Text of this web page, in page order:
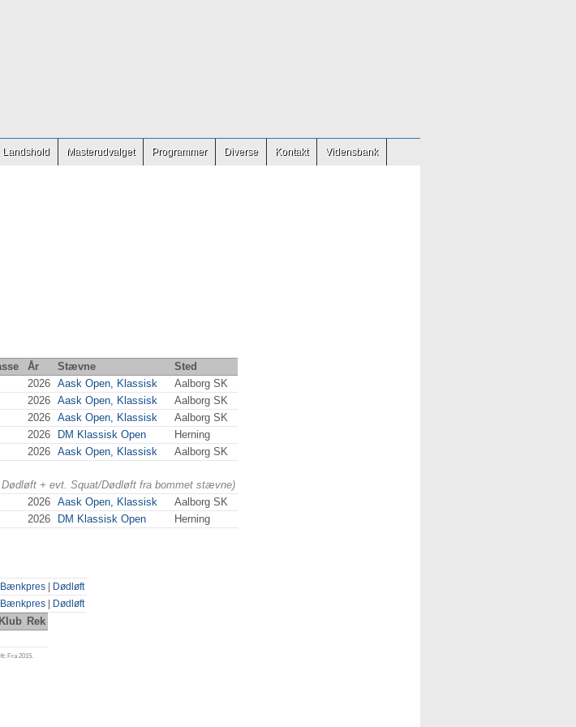
Landshold Masterudvalget Programmer Diverse Kontakt Vidensbank
År Stævne
Sted
2026 Aask Open, Klassisk
Aalborg SK
2026 Aask Open, Klassisk
Aalborg SK
2026 Aask Open, Klassisk
Aalborg SK
2026 DM Klassisk Open
Herning
2026 Aask Open, Klassisk Aalborg SK
+ evt. Squat/Dødløft fra bommet stævne)
2026 Aask Open, Klassisk
Aalborg SK
2026 DM Klassisk Open Herning
Bænkpres
Dødløft
Bænkpres Dødløft
Klub Rek
Fra 2015.